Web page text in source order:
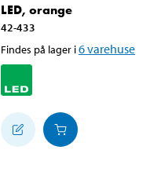
LED, orange
42-433
Findes på lager i6varehuse